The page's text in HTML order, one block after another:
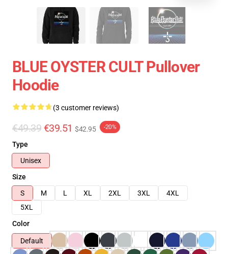
BLUE OYSTER CULT Pullover
Hoodie
(3 customer reviews)
€49.39 €39.51 $42.95 -20%
Type
Unisex
Size
S
M L XL 2XL 3XL
4XL
5XL
Color
Default